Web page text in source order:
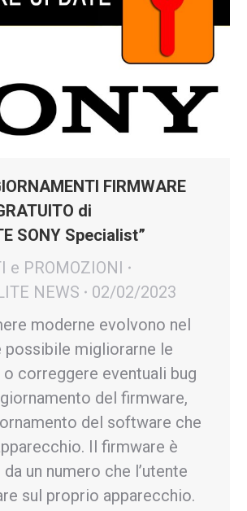
FIRMWARE
di
SONY Specialist”
e PROMOZIONI
NEWS
02/02/2023
moderne evolvono nel
possibile migliorarne le
correggere eventuali bug
del firmware,
del software che
Il firmware è
un numero che l’utente
sul proprio apparecchio.